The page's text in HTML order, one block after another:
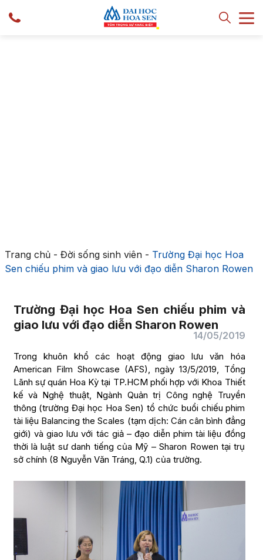
Trang chủ- Đời sống sinh viên- Trường Đại học Hoa
Sen chiếu phim và giao lưu với đạo diễn Sharon Rowen
Trường Đại học Hoa Sen chiếu phim và
giao lưu với đạo diễn Sharon Rowen
14/05/2019
Trong khuôn khổ các hoạt động giao lưu văn hóa
American Film Showcase (AFS), ngày 13/5/2019, Tổng
Lãnh sự quán Hoa Kỳ tại TP.HCM phối hợp với Khoa Thiết
kế và Nghệ thuật, Ngành Quản trị Công nghệ Truyền
thông (trường Đại học Hoa Sen) tổ chức buổi chiếu phim
tài liệu Balancing the Scales (tạm dịch: Cán cân bình đẳng
giới) và giao lưu với tác giả – đạo diễn phim tài liệu đồng
thời là luật sư danh tiếng của Mỹ – Sharon Rowen tại trụ
sở chính (8 Nguyễn Văn Tráng, Q.1) của trường.